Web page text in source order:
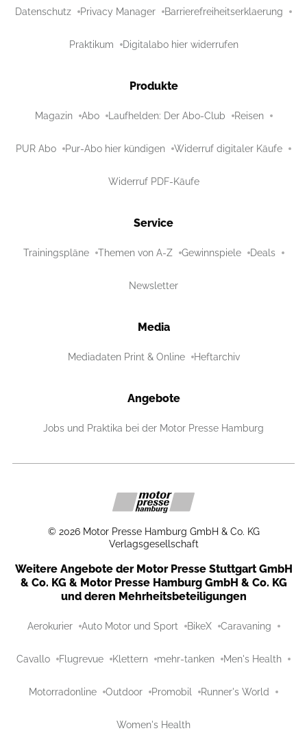
Datenschutz Privacy Manager Barrierefreiheitserklaerung
Praktikum Digitalabo hier widerrufen
Produkte
Magazin Abo Laufhelden: Der Abo-Club Reisen
PUR Abo Pur-Abo hier kündigen Widerruf digitaler Käufe
Widerruf PDF-Käufe
Service
Trainingspläne Themen von A-Z Gewinnspiele Deals
Newsletter
Media
Mediadaten Print & Online Heftarchiv
Angebote
Jobs und Praktika bei der Motor Presse Hamburg
© 2026 Motor Presse Hamburg GmbH & Co. KG
Verlagsgesellschaft
Weitere Angebote der Motor Presse Stuttgart GmbH
& Co. KG & Motor Presse Hamburg GmbH & Co. KG
und deren Mehrheitsbeteiligungen
Aerokurier Auto Motor und Sport BikeX Caravaning
Cavallo Flugrevue Klettern mehr-tanken Men's Health
Motorradonline Outdoor Promobil Runner's World
Women's Health